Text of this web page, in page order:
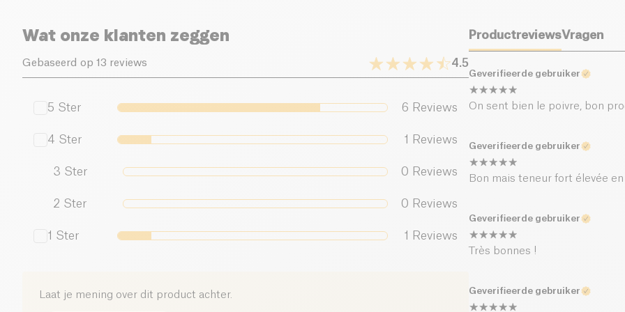
vruchten
Zout (g)
Wat onze klanten zeggen
Gebaseerd op 13 reviews 4.5
5 Ster 6 Reviews
4 Ster 1 Reviews
3 Ster 0 Reviews
2 Ster 0 Reviews
1 Ster 1 Reviews
Laat je mening over dit product achter.
ProductreviewsVragen
Geverifieerde gebruiker
On sent bien le poivre, bon
Geverifieerde gebruiker
Bon mais teneur fort élevée
Geverifieerde gebruiker
Très bonnes !
Geverifieerde gebruiker